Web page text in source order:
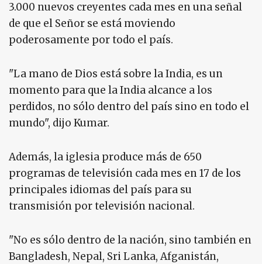
3.000 nuevos creyentes cada mes en una señal
de que el Señor se está moviendo
poderosamente por todo el país.
"La mano de Dios está sobre la India, es un
momento para que la India alcance a los
perdidos, no sólo dentro del país sino en todo el
mundo", dijo Kumar.
Además, la iglesia produce más de 650
programas de televisión cada mes en 17 de los
principales idiomas del país para su
transmisión por televisión nacional.
"No es sólo dentro de la nación, sino también en
Bangladesh, Nepal, Sri Lanka, Afganistán,